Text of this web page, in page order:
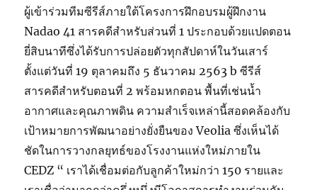
ผู้เข้าร่วมทีมซีรีส์ภายใต้โครงการฝึกอบรมผู้ฝึกงาน
Nadao 41 สารคดีสำหรับส่วนที่ 1 ประกอบด้วยแปดตอน
ยี่สิบนาทีซึ่งได้รับการปล่อยตัวทุกสัปดาห์ในวันเสาร์
ตั้งแต่วันที่ 19 ตุลาคมถึง 5 ธันวาคม 2563 b ซีรีส์
สารคดีสำหรับตอนที่ 2 พร้อมหกตอน พื้นที่เช่นน้ำ
อากาศและคุณภาพดิน ความสำเร็จเหล่านี้สอดคล้องกับ
เป้าหมายการพัฒนาอย่างยั่งยืนของ Veolia ซึ่งเห็นได้
ชัดในการวางกลยุทธ์ของโรงงานแห่งใหม่ภายใน
CEDZ “ เราได้เชื่อมต่อกับลูกค้าใหม่กว่า 150 รายและ